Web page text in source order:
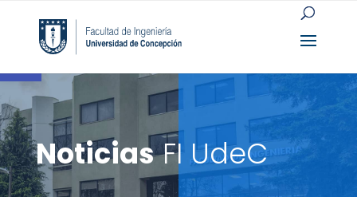
Open toolbar
NoticiasFI UdeC